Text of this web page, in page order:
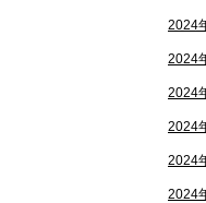
2024
2024
2024
2024
2024
2024